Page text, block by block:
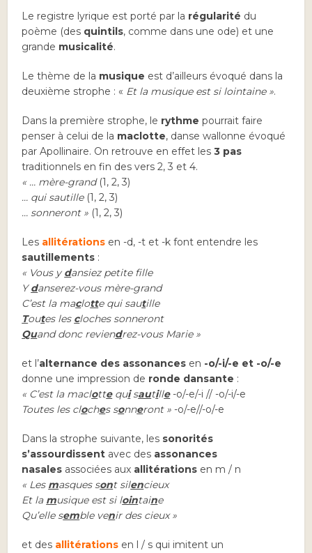
Le registre lyrique est porté par la régularité du
poème (des quintils, comme dans une ode) et une
grande musicalité.
Le thème de la musique est d’ailleurs évoqué dans la
deuxième strophe : « Et la musique est si lointaine ».
Dans la première strophe, le rythme pourrait faire
penser à celui de la maclotte, danse wallonne évoqué
par Apollinaire. On retrouve en effet les3 pas
traditionnels en fin des vers 2, 3 et 4.
« … mère-grand (1, 2, 3)
… qui sautille (1, 2, 3)
… sonneront » (1, 2, 3)
Les allitérations en -d, -t et -k font entendre les
sautillements :
« Vous y dansiez petite fille
Ydanserez-vous mère-grand
C’est la maclotte qui sautille
Toutes les cloches sonneront
Quand donc reviendrez-vous Marie »
et l’alternance des assonances en -o/-i/-e et -o/-e
donne une impression de ronde dansante :
« C’est la maclottequisautille-o/-e/-i // -o/-i/-e
Toutes les cloches sonneront »-o/-e//-o/-e
Dans la strophe suivante, les sonorités
s’assourdissent avec des assonances
nasales associées aux allitérations en m / n
« Les masques sont silencieux
Et la musique est si lointaine
Qu’elle semble venir des cieux »
et des allitérations en l / s qui imitent un